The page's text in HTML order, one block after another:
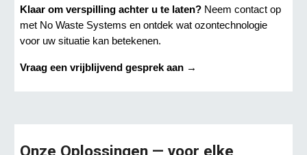
Klaar om verspilling achter u te laten? Neem contact op
met No Waste Systems en ontdek wat ozontechnologie
voor uw situatie kan betekenen.
Vraag een vrijblijvend gesprek aan →
Onze Oplossingen — voor elke